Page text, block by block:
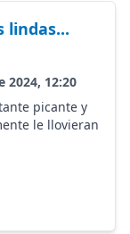
lindas...
2024, 12:20
picante y
le llovieran